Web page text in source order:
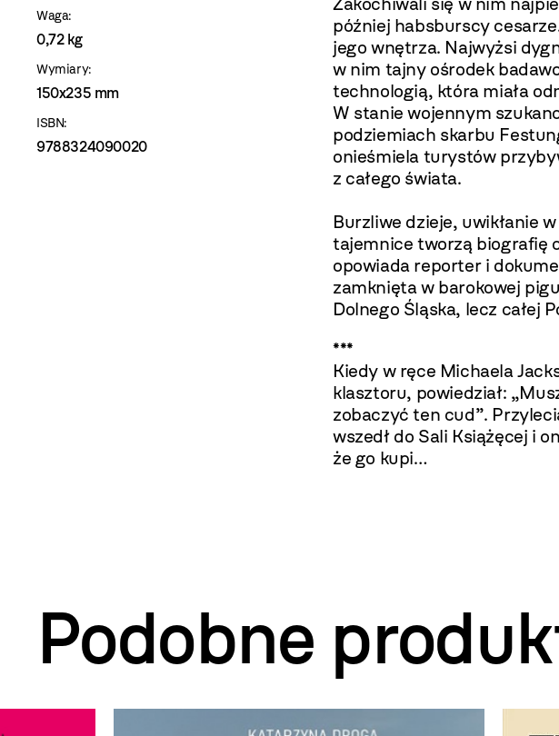
Waga:
0,72 kg
Wymiary:
150x235 mm
ISBN:
9788324090020
później habsburscy
jego wnętrza. Najwyżsi
w nim tajny ośrodek
technologią, która miała
W stanie wojennym
podziemiach skarbu
onieśmiela turystów
z całego świata.
Burzliwe dzieje, uwikłanie
tajemnice tworzą biografię
opowiada reporter i
zamknięta w barokowej
Dolnego Śląska, lecz całej
***
Kiedy w ręce Michaela
klasztoru, powiedział:
zobaczyć ten cud”.
wszedł do Sali Książęcej i
że go kupi…
Podobne